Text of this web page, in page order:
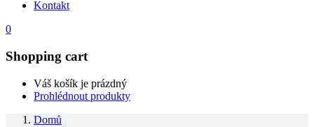
Kontakt
0
Shopping cart
Váš košík je prázdný
Prohlédnout produkty
Domů